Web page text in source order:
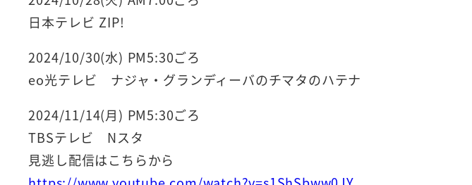
日本テレビ ZIP!
2024/10/30(水) PM5:30ごろ
eo光テレビ ナジャ・グランディーバのチマタのハテナ
2024/11/14(月) PM5:30ごろ
TBSテレビ Nスタ
見逃し配信はこちらから